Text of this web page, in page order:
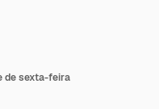
de sexta-feira